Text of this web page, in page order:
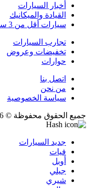
أخبار السيارات
القيادة والميكانيك
سيارات أقل من 3 سنوات
تجارب السيارات
تخفيضات وعروض
حوارات
اتصل بنا
من نحن
سياسة الخصوصية
جميع الحقوق محفوظة © 2026 سيارات Live
جديد السيارات
فيات
أوبل
جيلي
شيري